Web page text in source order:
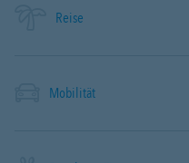
Reise
Mobilität